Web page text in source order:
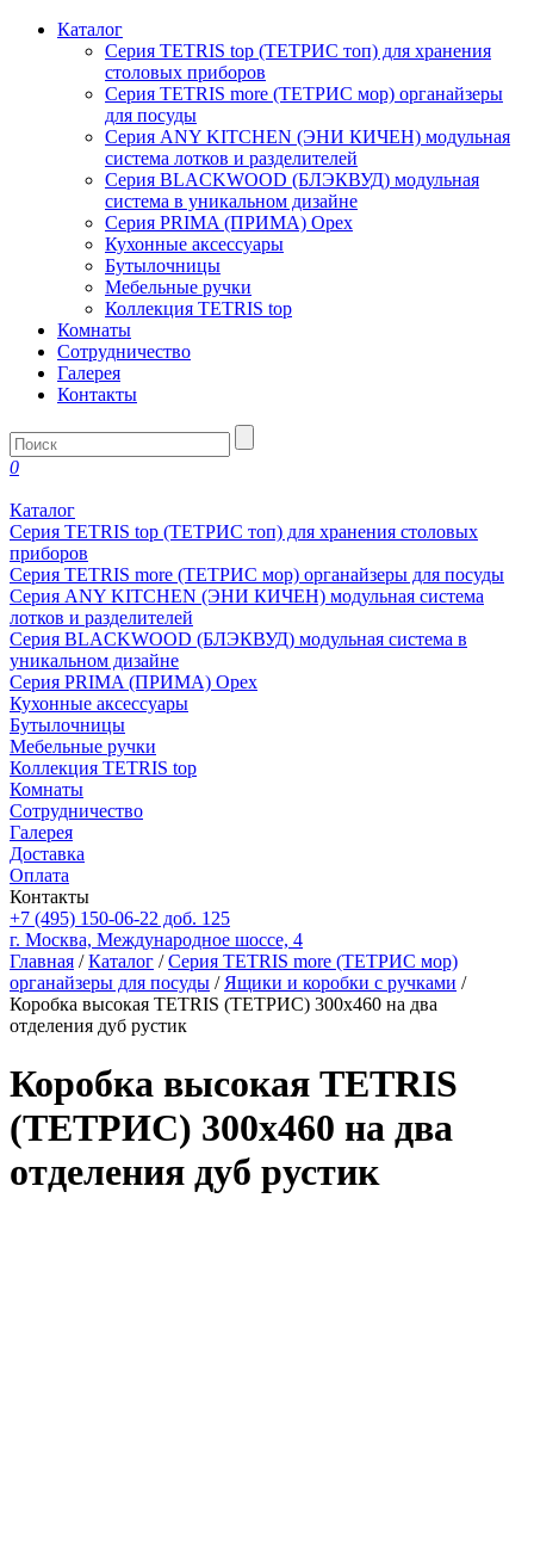
Каталог
Серия TETRIS top (ТЕТРИС топ) для хранения
столовых приборов
Серия TETRIS more (ТЕТРИС мор) органайзеры
для посуды
Серия ANY KITCHEN (ЭНИ КИЧЕН) модульная
система лотков и разделителей
Серия BLACKWOOD (БЛЭКВУД) модульная
система в уникальном дизайне
Серия PRIMA (ПРИМА) Орех
Кухонные аксессуары
Бутылочницы
Мебельные ручки
Коллекция TETRIS top
Комнаты
Сотрудничество
Галерея
Контакты
0
Каталог
Серия TETRIS top (ТЕТРИС топ) для хранения столовых
приборов
Серия TETRIS more (ТЕТРИС мор) органайзеры для посуды
Серия ANY KITCHEN (ЭНИ КИЧЕН) модульная система
лотков и разделителей
Серия BLACKWOOD (БЛЭКВУД) модульная система в
уникальном дизайне
Серия PRIMA (ПРИМА) Орех
Кухонные аксессуары
Бутылочницы
Мебельные ручки
Коллекция TETRIS top
Комнаты
Сотрудничество
Галерея
Доставка
Оплата
Контакты
+7 (495) 150-06-22 доб. 125
г. Москва, Международное шоссе, 4
Главная /Каталог /Серия TETRIS more (ТЕТРИС мор)
органайзеры для посуды / Ящики и коробки с ручками /
Коробка высокая TETRIS (ТЕТРИС) 300х460 на два
отделения дуб рустик
Коробка высокая TETRIS
(ТЕТРИС) 300х460 на два
отделения дуб рустик